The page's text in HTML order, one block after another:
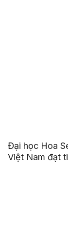
Đại học Hoa
Việt Nam đạt